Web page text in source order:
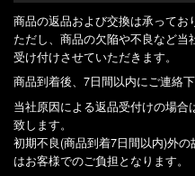
商品の返品および交換は承ってお
ただし、商品の欠陥や不良など
受け付けさせていただきます。
商品到着後、7日間以内にご連絡下
当社原因による返品受付けの場
致します。
初期不良(商品到着7日間以内)外
はお客様でのご負担となります。